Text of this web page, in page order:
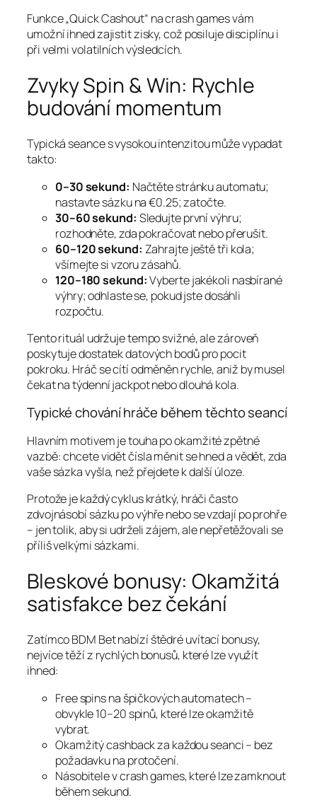
Funkce „Quick Cashout“ na crash games vám
umožní ihned zajistit zisky, což posiluje disciplínu i
při velmi volatilních výsledcích.
Zvyky Spin & Win: Rychle
budování momentum
Typická seance s vysokou intenzitou může vypadat
takto:
0–30 sekund: Načtěte stránku automatu;
nastavte sázku na €0.25; zatočte.
30–60 sekund: Sledujte první výhru;
rozhodněte, zda pokračovat nebo přerušit.
60–120 sekund: Zahrajte ještě tři kola;
všímejte si vzoru zásahů.
120–180 sekund:Vyberte jakékoli nasbírané
výhry; odhlaste se, pokud jste dosáhli
rozpočtu.
Tento rituál udržuje tempo svižné, ale zároveň
poskytuje dostatek datových bodů pro pocit
pokroku. Hráč se cítí odměněn rychle, aniž by musel
čekat na týdenní jackpot nebo dlouhá kola.
Typické chování hráče během těchto seancí
Hlavním motivem je touha po okamžité zpětné
vazbě: chcete vidět čísla měnit se hned a vědět, zda
vaše sázka vyšla, než přejdete k další úloze.
Protože je každý cyklus krátký, hráči často
zdvojnásobí sázku po výhře nebo se vzdají po prohře
– jen tolik, aby si udrželi zájem, ale nepřetěžovali se
příliš velkými sázkami.
Bleskové bonusy: Okamžitá
satisfakce bez čekání
Zatímco BDM Bet nabízí štědré uvítací bonusy,
nejvíce těží z rychlých bonusů, které lze využít
ihned:
Free spins na špičkových automatech –
obvykle 10–20 spinů, které lze okamžitě
vybrat.
Okamžitý cashback za každou seanci – bez
požadavku na protočení.
Násobitele v crash games, které lze zamknout
během sekund.